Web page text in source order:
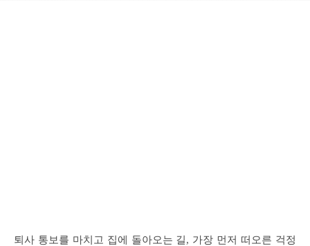
퇴사 통보를 마치고 집에 돌아오는 길, 가장 먼저 떠오른 걱정